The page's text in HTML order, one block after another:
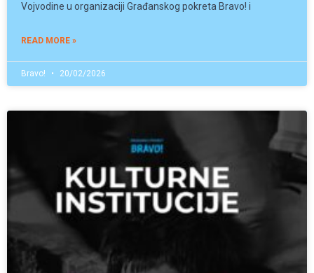
Vojvodine u organizaciji Građanskog pokreta Bravo! i
READ MORE »
Bravo! 20/02/2026